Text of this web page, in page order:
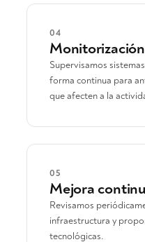
04
Supervisamos
forma continua para
que afecten a la
05
Mejora
Revisamos
infraestructura y
tecnológicas.